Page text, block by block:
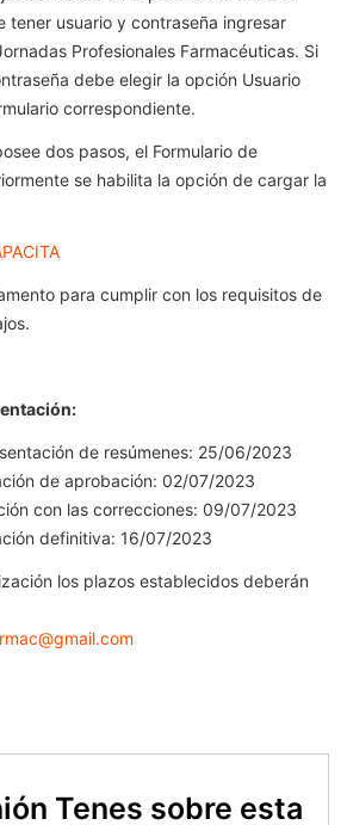
tener usuario y contraseña ingresar
Profesionales Farmacéuticas. Si
debe elegir la opción Usuario
correspondiente.
dos pasos, el Formulario de
se habilita la opción de cargar la
para cumplir con los requisitos de
de resúmenes: 25/06/2023
de aprobación: 02/07/2023
con las correcciones: 09/07/2023
definitiva: 16/07/2023
los plazos establecidos deberán
Tenes sobre esta